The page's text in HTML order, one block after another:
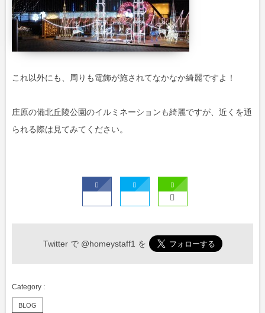
これ以外にも、周りも電飾が施されてなかなか綺麗ですよ！
庄原の備北丘陵公園のイルミネーションも綺麗ですが、近くを通
られる際は見てみてください。
Twitter で @homeystaff1 を
BLOG